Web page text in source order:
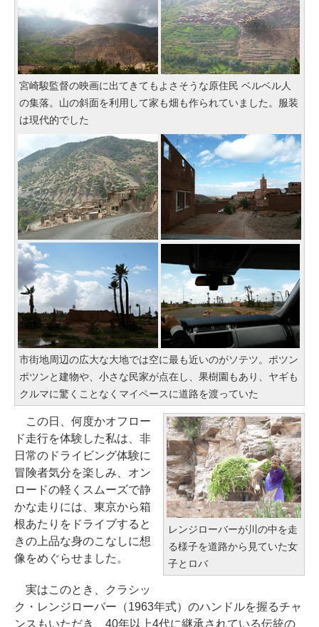
宮崎駿監督の映画に出てきてもよさそうな原住民 ベルベル人
の集落。山の斜面を利用して家も畑も作られていました。服装
は現代的でした
市街地周辺の広大な大地では空に最も近いのがソテツ。ポツン
ポツンと建物や、小さな民家が点在し、果樹園もあり、ヤギも
クルマに驚くことなくマイペースに道路を渡っていた
レンジローバーが川の中を走
る様子を道路から見ていた女
子とロバ
この日、何度かオフロー
ド走行を体験した私は、非
日常のドライビング体験に
冒険者気分を楽しみ、オン
ロードの軽くスムーズで静
かな走りには、東京から箱
根あたりをドライブすると
きの上品な身のこなしに想
像をめぐらせました。
実はこのとき、クラシッ
ク・レンジローバー（1963年式）のハンドルを握るチャ
ンスもいただき、40年以上4代に継承されている伝統の